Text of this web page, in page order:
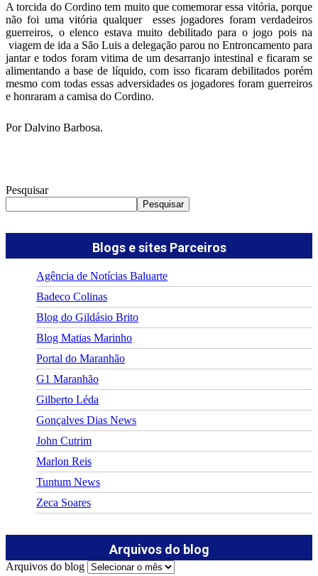
A torcida do Cordino tem muito que comemorar essa vitória, porque
não foi uma vitória qualquer esses jogadores foram verdadeiros
guerreiros, o elenco estava muito debilitado para o jogo pois na
viagem de ida a São Luis a delegação parou no Entroncamento para
jantar e todos foram vitima de um desarranjo intestinal e ficaram se
alimentando a base de líquido, com isso ficaram debilitados porém
mesmo com todas essas adversidades os jogadores foram guerreiros
e honraram a camisa do Cordino.
Por Dalvino Barbosa.
Pesquisar
Pesquisar
Blogs e sites Parceiros
Agência de Notícias Baluarte
Badeco Colinas
Blog do Gildásio Brito
Blog Matias Marinho
Portal do Maranhão
G1 Maranhão
Gilberto Léda
Gonçalves Dias News
John Cutrim
Marlon Reis
Tuntum News
Zeca Soares
Arquivos do blog
Arquivos do blog